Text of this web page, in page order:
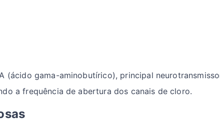
(ácido gama-aminobutírico), principal
a frequência de abertura dos canais de cloro.